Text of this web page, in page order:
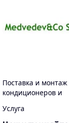
Поставка и монтаж
кондиционеров и
Услуга